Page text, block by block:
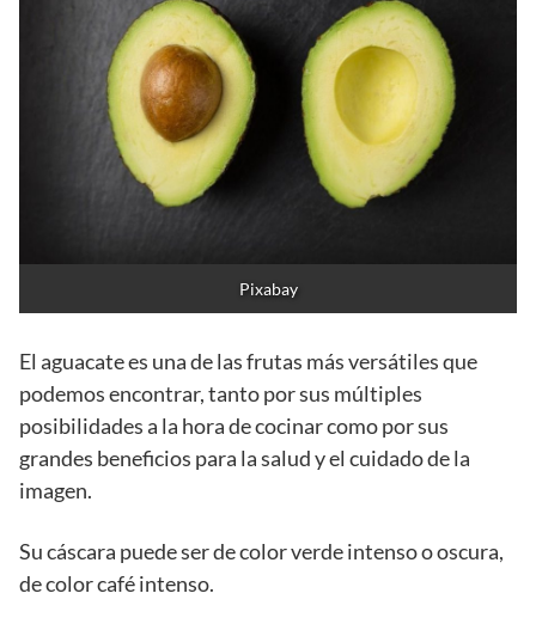
Pixabay
El aguacate es una de las frutas más versátiles que
podemos encontrar, tanto por sus múltiples
posibilidades a la hora de cocinar como por sus
grandes beneficios para la salud y el cuidado de la
imagen.
Su cáscara puede ser de color verde intenso o oscura,
de color café intenso.